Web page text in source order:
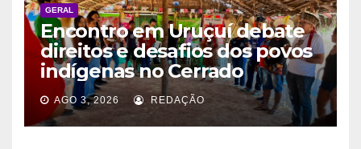
GERAL
Encontro em Uruçuí debate
direitos e desafios dos povos
indígenas no Cerrado
AGO 3, 2026 REDAÇÃO